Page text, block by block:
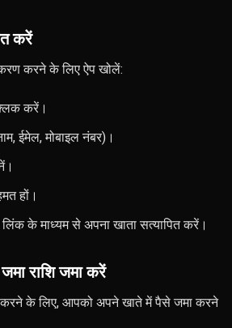
करें
करने के लिए ऐप खोलें:
करें।
ईमेल, मोबाइल नंबर)।
हों।
के माध्यम से अपना खाता सत्यापित करें।
राशि जमा करें
के लिए, आपको अपने खाते में पैसे जमा करने